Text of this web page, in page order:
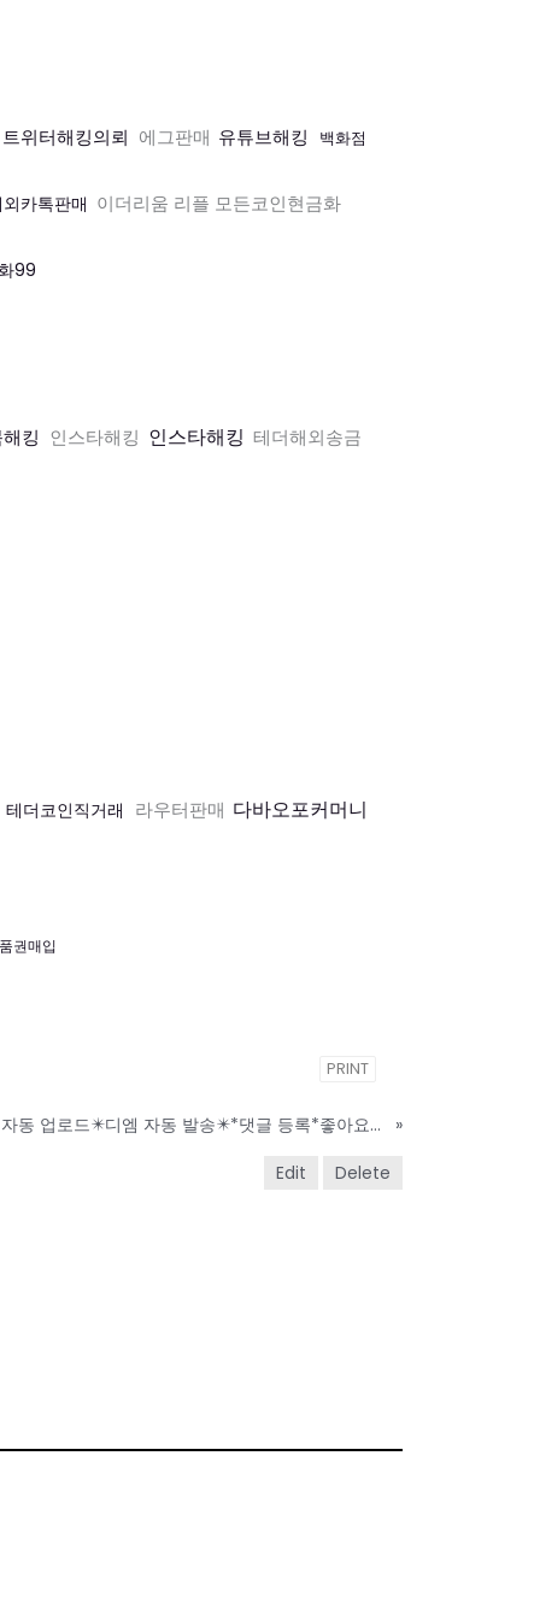
트위터해킹의뢰 에그판매 유튜브해킹 백화점
카톡판매 이더리움 리플 모든코인현금화
99
킹 인스타해킹 인스타해킹 테더해외송금
테더코인직거래 라우터판매 다바오포커머니
권매입
PRINT
인스타그램 프로그램✴️영상(사진) 자동 업로드✴️디엠 자동 발송✴️*댓글 등록*좋아요*팔로우
»
Edit
Delete